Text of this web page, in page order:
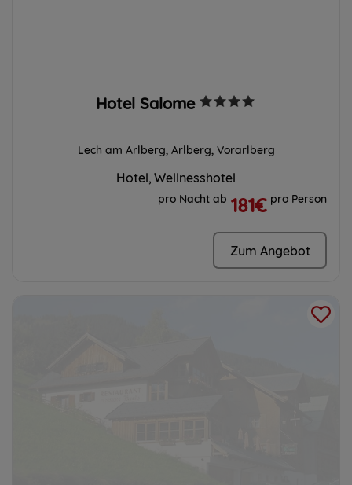
Hotel Salome
Lech am Arlberg, Arlberg, Vorarlberg
Hotel Wellnesshotel
pro Nacht ab 181€ pro Person
Zum Angebot